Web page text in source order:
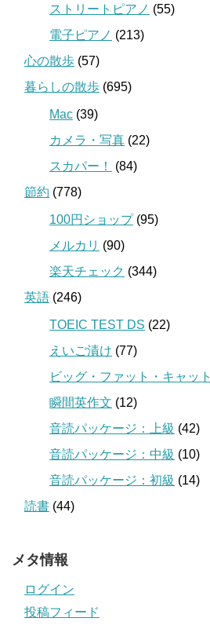
ストリートピアノ (55)
電子ピアノ (213)
心の散歩 (57)
暮らしの散歩 (695)
Mac (39)
カメラ・写真 (22)
スカパー！
(84)
節約 (778)
100円ショップ(95)
メルカリ (90)
楽天チェック (344)
英語 (246)
TOEIC TEST DS (22)
えいご漬け (77)
ビッグ・ファット・キャット
瞬間英作文 (12)
音読パッケージ：上級 (42)
音読パッケージ：中級 (10)
音読パッケージ：初級 (14)
読書 (44)
メタ情報
ログイン
投稿フィード